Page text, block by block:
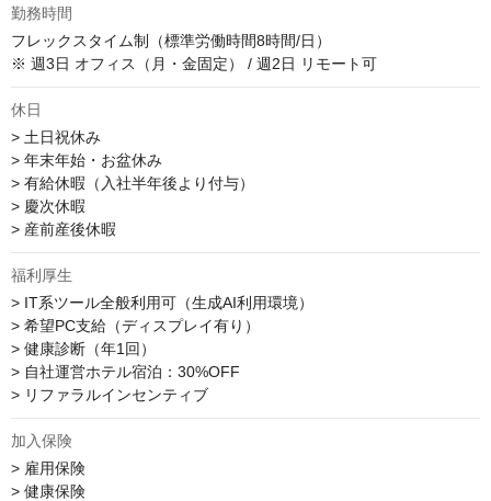
勤務時間
フレックスタイム制（標準労働時間8時間/日）
※ 週3日 オフィス（月・金固定） / 週2日 リモート可
休日
> 土日祝休み
> 年末年始・お盆休み
> 有給休暇（入社半年後より付与）
> 慶次休暇
> 産前産後休暇
福利厚生
> IT系ツール全般利用可（生成AI利用環境）
> 希望PC支給（ディスプレイ有り）
> 健康診断（年1回）
> 自社運営ホテル宿泊：30%OFF
> リファラルインセンティブ
加入保険
> 雇用保険
> 健康保険